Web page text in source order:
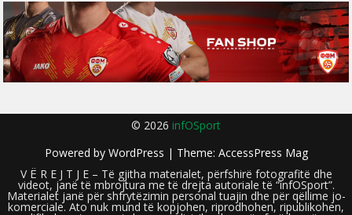
© 2026 infOSport
Powered by WordPress | Theme: AccessPress Mag
V Ë R E J T J E – Të gjitha materialet, përfshirë fotografitë dhe
videot, janë të mbrojtura me të drejta autoriale të “infOSport”.
Materialet janë për shfrytëzimin personal tuajin dhe për qëllime jo-
komerciale. Ato nuk mund të kopjohen, riprodhohen, ripublikohen,